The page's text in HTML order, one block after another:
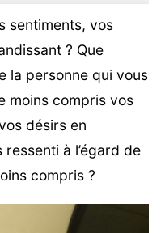
sentiments, vos
? Que
la personne qui vous
moins compris vos
désirs en
ressenti à l’égard de
compris ?